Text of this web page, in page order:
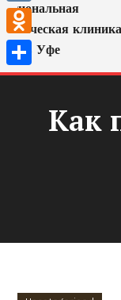
клиника
Уфе
Как
VK
Odnoklassniki
Отправить